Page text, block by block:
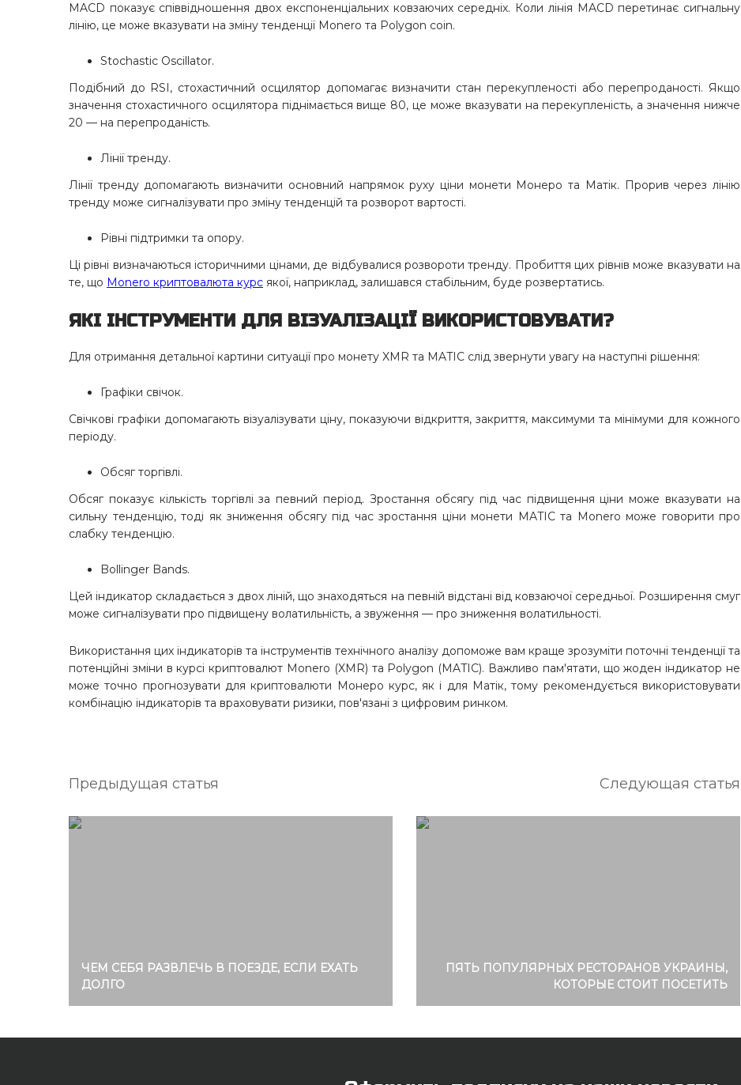
MACD показує співвідношення двох експоненціальних ковзаючих середніх. Коли лінія MACD перетинає сигнальну
лінію, це може вказувати на зміну тенденції Monero та Polygon coin.
Stochastic Oscillator.
Подібний до RSI, стохастичний осцилятор допомагає визначити стан перекупленості або перепроданості. Якщо
значення стохастичного осцилятора піднімається вище 80, це може вказувати на перекупленість, а значення нижче
20 — на перепроданість.
Лінії тренду.
Лінії тренду допомагають визначити основний напрямок руху ціни монети Монеро та Матік. Прорив через лінію
тренду може сигналізувати про зміну тенденцій та розворот вартості.
Рівні підтримки та опору.
Ці рівні визначаються історичними цінами, де відбувалися розвороти тренду. Пробиття цих рівнів може вказувати на
те, що Monero криптовалюта курс якої, наприклад, залишався стабільним, буде розвертатись.
ЯКІ ІНСТРУМЕНТИ ДЛЯ ВІЗУАЛІЗАЦІЇ ВИКОРИСТОВУВАТИ?
Для отримання детальної картини ситуації про монету XMR та MATIC слід звернути увагу на наступні рішення:
Графіки свічок.
Свічкові графіки допомагають візуалізувати ціну, показуючи відкриття, закриття, максимуми та мінімуми для кожного
періоду.
Обсяг торгівлі.
Обсяг показує кількість торгівлі за певний період. Зростання обсягу під час підвищення ціни може вказувати на
сильну тенденцію, тоді як зниження обсягу під час зростання ціни монети MATIC та Monero може говорити про
слабку тенденцію.
Bollinger Bands.
Цей індикатор складається з двох ліній, що знаходяться на певній відстані від ковзаючої середньої. Розширення смуг
може сигналізувати про підвищену волатильність, а звуження — про зниження волатильності.
Використання цих індикаторів та інструментів технічного аналізу допоможе вам краще зрозуміти поточні тенденції та
потенційні зміни в курсі криптовалют Monero (XMR) та Polygon (MATIC). Важливо пам'ятати, що жоден індикатор не
може точно прогнозувати для криптовалюти Монеро курс, як і для Матік, тому рекомендується використовувати
комбінацію індикаторів та враховувати ризики, пов'язані з цифровим ринком.
Предыдущая статья
ЧЕМ СЕБЯ РАЗВЛЕЧЬ В ПОЕЗДЕ, ЕСЛИ ЕХАТЬ
ДОЛГО
Следующая статья
ПЯТЬ ПОПУЛЯРНЫХ РЕСТОРАНОВ УКРАИНЫ,
КОТОРЫЕ СТОИТ ПОСЕТИТЬ